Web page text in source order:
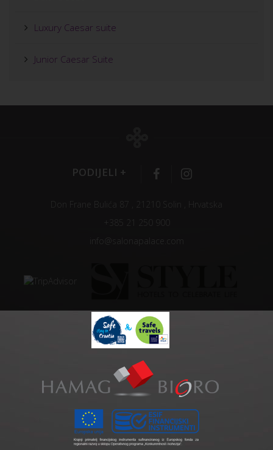
Luxury Caesar suite
Junior Caesar Suite
PODIJELI +
Don Frane Bulića 87 , 21210 Solin , Hrvatska
+385 21 250 900
info@salonapalace.com